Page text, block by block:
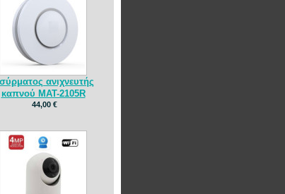
ανιχνευτής
καπνού MAT-2105R
44,00 €